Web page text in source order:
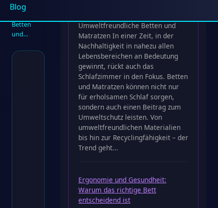
Blog
Schlafzimmer:
Umweltfreundliche
Betten
und…
Umweltfreundliche Betten und
Matratzen In einer Zeit, in der
Nachhaltigkeit in nahezu allen
Lebensbereichen an Bedeutung
gewinnt, rückt auch das
Schlafzimmer in den Fokus. Betten
und Matratzen können nicht nur
für erholsamen Schlaf sorgen,
sondern auch einen Beitrag zum
Umweltschutz leisten. Von
umweltfreundlichen Materialien
bis hin zur Recyclingfähigkeit – der
Trend geht...
Ergonomie und Gesundheit:
Warum das richtige Bett
entscheidend ist